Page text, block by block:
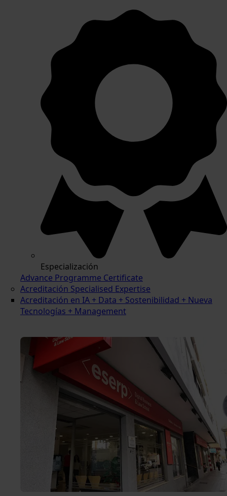
Especialización
Advance Programme Certificate
Acreditación Specialised Expertise
Acreditación en IA + Data + Sostenibilidad + Nueva
Tecnologías + Management